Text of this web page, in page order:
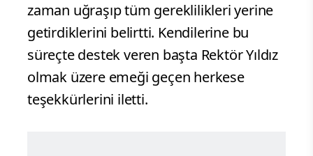
zaman uğraşıp tüm gereklilikleri yerine
getirdiklerini belirtti. Kendilerine bu
süreçte destek veren başta Rektör Yıldız
olmak üzere emeği geçen herkese
teşekkürlerini iletti.